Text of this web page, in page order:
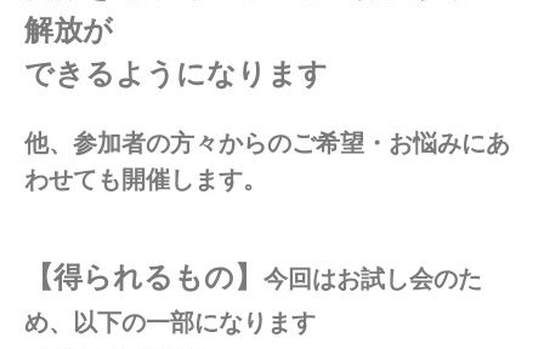
解放が
できるようになります
他、参加者の方々からのご希望・お悩みにあ
わせても開催します。
【得られるもの】 今回はお試し会のた
め、以下の一部になります